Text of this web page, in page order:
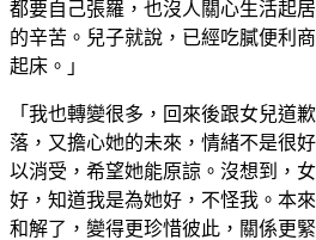
都要自己張羅，也沒人關心生活起
的辛苦。兒子就說，已經吃膩便利
起床。」
「我也轉變很多，回來後跟女兒道
落，又擔心她的未來，情緒不是很
以消受，希望她能原諒。沒想到，
好，知道我是為她好，不怪我。本
和解了，變得更珍惜彼此，關係更緊